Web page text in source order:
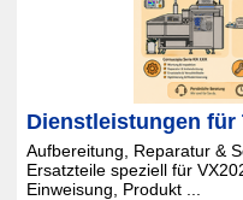
Dienstleistungen für
Aufbereitung, Reparatur &
Ersatzteile speziell für
Einweisung, Produkt ...